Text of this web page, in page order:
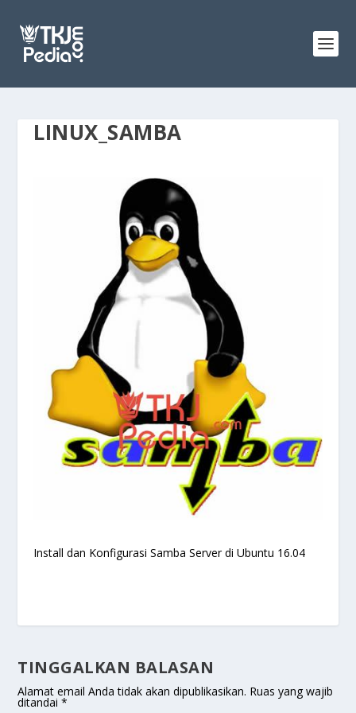
LINUX_SAMBA
Install dan Konfigurasi Samba Server di Ubuntu 16.04
TINGGALKAN BALASAN
Alamat email Anda tidak akan dipublikasikan. Ruas yang wajib
ditandai*